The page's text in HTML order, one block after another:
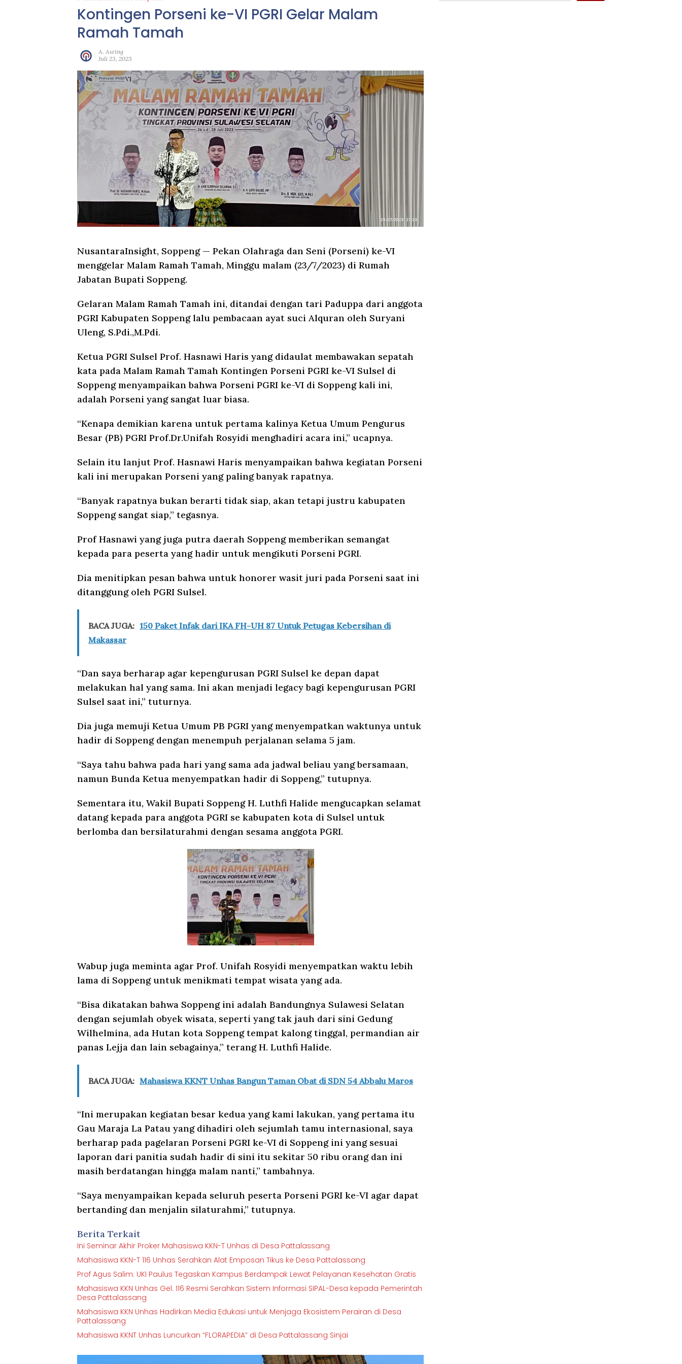
Kontingen Porseni ke-VI PGRI Gelar Malam
Ramah Tamah
A. Awing
Juli 23, 2023
NusantaraInsight, Soppeng— Pekan Olahraga dan Seni (Porseni) ke-VI
menggelar Malam Ramah Tamah, Minggu malam (23/7/2023) di Rumah
Jabatan Bupati Soppeng.
Gelaran Malam Ramah Tamah ini, ditandai dengan tari Paduppa dari anggota
PGRI Kabupaten Soppeng lalu pembacaan ayat suci Alquran oleh Suryani
Uleng, S.Pdi.,M.Pdi.
Ketua PGRI Sulsel Prof. Hasnawi Haris yang didaulat membawakan sepatah
kata pada Malam Ramah Tamah Kontingen Porseni PGRI ke-VI Sulsel di
Soppeng menyampaikan bahwa Porseni PGRI ke-VI di Soppeng kali ini,
adalah Porseni yang sangat luar biasa.
“Kenapa demikian karena untuk pertama kalinya Ketua Umum Pengurus
Besar (PB) PGRI Prof.Dr.Unifah Rosyidi menghadiri acara ini,” ucapnya.
Selain itu lanjut Prof. Hasnawi Haris menyampaikan bahwa kegiatan Porseni
kali ini merupakan Porseni yang paling banyak rapatnya.
“Banyak rapatnya bukan berarti tidak siap, akan tetapi justru kabupaten
Soppeng sangat siap,” tegasnya.
Prof Hasnawi yang juga putra daerah Soppeng memberikan semangat
kepada para peserta yang hadir untuk mengikuti Porseni PGRI.
Dia menitipkan pesan bahwa untuk honorer wasit juri pada Porseni saat ini
ditanggung oleh PGRI Sulsel.
BACA JUGA: 150 Paket Infak dari IKA FH-UH 87 Untuk Petugas Kebersihan di
Makassar
“Dan saya berharap agar kepengurusan PGRI Sulsel ke depan dapat
melakukan hal yang sama. Ini akan menjadi legacy bagi kepengurusan PGRI
Sulsel saat ini,” tuturnya.
Dia juga memuji Ketua Umum PB PGRI yang menyempatkan waktunya untuk
hadir di Soppeng dengan menempuh perjalanan selama 5 jam.
“Saya tahu bahwa pada hari yang sama ada jadwal beliau yang bersamaan,
namun Bunda Ketua menyempatkan hadir di Soppeng,” tutupnya.
Sementara itu, Wakil Bupati Soppeng H. Luthfi Halide mengucapkan selamat
datang kepada para anggota PGRI se kabupaten kota di Sulsel untuk
berlomba dan bersilaturahmi dengan sesama anggota PGRI.
Wabup juga meminta agar Prof. Unifah Rosyidi menyempatkan waktu lebih
lama di Soppeng untuk menikmati tempat wisata yang ada.
“Bisa dikatakan bahwa Soppeng ini adalah Bandungnya Sulawesi Selatan
dengan sejumlah obyek wisata, seperti yang tak jauh dari sini Gedung
Wilhelmina, ada Hutan kota Soppeng tempat kalong tinggal, permandian air
panas Lejja dan lain sebagainya,” terang H. Luthfi Halide.
BACA JUGA: Mahasiswa KKNT Unhas Bangun Taman Obat di SDN 54 Abbalu Maros
“Ini merupakan kegiatan besar kedua yang kami lakukan, yang pertama itu
Gau Maraja La Patau yang dihadiri oleh sejumlah tamu internasional, saya
berharap pada pagelaran Porseni PGRI ke-VI di Soppeng ini yang sesuai
laporan dari panitia sudah hadir di sini itu sekitar 50 ribu orang dan ini
masih berdatangan hingga malam nanti,” tambahnya.
“Saya menyampaikan kepada seluruh peserta Porseni PGRI ke-VI agar dapat
bertanding dan menjalin silaturahmi,” tutupnya.
Berita Terkait
Ini Seminar Akhir Proker Mahasiswa KKN-T Unhas di Desa Pattalassang
Mahasiswa KKN-T 116 Unhas Serahkan Alat Emposan Tikus ke Desa Pattalassang
Prof Agus Salim: UKI Paulus Tegaskan Kampus Berdampak Lewat Pelayanan Kesehatan Gratis
Mahasiswa KKN Unhas Gel. 116 Resmi Serahkan Sistem Informasi SIPAL-Desa kepada Pemerintah
Desa Pattalassang
Mahasiswa KKN Unhas Hadirkan Media Edukasi untuk Menjaga Ekosistem Perairan di Desa
Pattalassang
Mahasiswa KKNT Unhas Luncurkan “FLORAPEDIA” di Desa Pattalassang Sinjai